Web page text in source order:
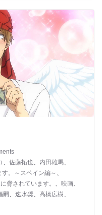
佐藤拓也 内田雄馬
。～スペイン編～
脅されています。 映画
嗣 速水奨 高橋広樹